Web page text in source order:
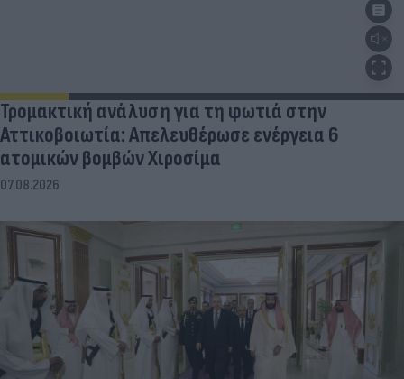
Τρομακτική ανάλυση για τη φωτιά στην
Αττικοβοιωτία: Απελευθέρωσε ενέργεια 6
ατομικών βομβών Χιροσίμα
07.08.2026